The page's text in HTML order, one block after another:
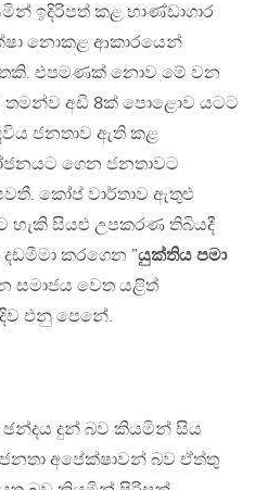
ඉදිරිපත් කළ භාණ්ඩාගාර
නොකළ ආකාරයෙන්
එපමණක් නොව මේ වන
තමන්ව අඩි 8ක් පොළොව යටට
ජනතාව ඇති කළ
ගෙන ජනතාවට
කෝප් වාර්තාව ඇතුළු
හැකි සියළු උපකරණ තිබියදී
කරගෙන ”යුක්තිය පමා
ජන සමාජය වෙත යළිත්
එනු පෙනේ.
දුන් බව කියමින් සිය
අපේක්ෂාවන් බව ඒත්තු